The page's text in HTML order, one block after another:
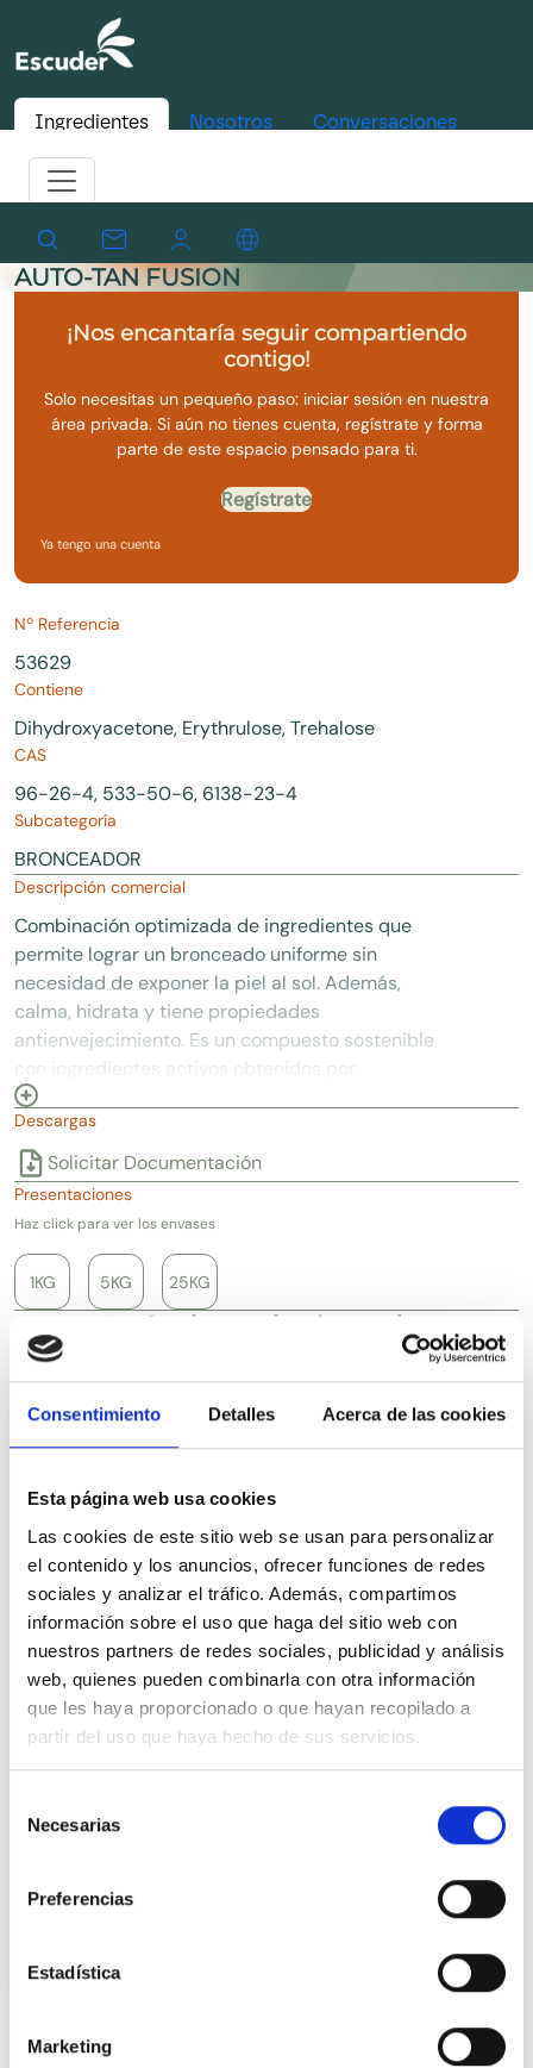
Consentimiento Detalles Acerca de las cookies
Esta página web usa cookies
Las cookies de este sitio web se usan para personalizar
el contenido y los anuncios, ofrecer funciones de redes
sociales y analizar el tráfico. Además, compartimos
información sobre el uso que haga del sitio web con
nuestros partners de redes sociales, publicidad y análisis
web, quienes pueden combinarla con otra información
que les haya proporcionado o que hayan recopilado a
partir del uso que haya hecho de sus servicios.
Necesarias
Preferencias
Estadística
Marketing
Ingredientes Nosotros Conversaciones
AUTO-TAN FUSION
¡Nos encantaría seguir compartiendo
contigo!
Solo necesitas un pequeño paso: iniciar sesión en nuestra
área privada. Si aún no tienes cuenta, regístrate y forma
parte de este espacio pensado para ti.
Regístrate
Ya tengo una cuenta
Nº Referencia
53629
Contiene
Dihydroxyacetone, Erythrulose, Trehalose
CAS
96-26-4, 533-50-6, 6138-23-4
Subcategoría
BRONCEADOR
Descripción comercial
Combinación optimizada de ingredientes que
permite lograr un bronceado uniforme sin
necesidad de exponer la piel al sol. Además,
calma, hidrata y tiene propiedades
antienvejecimiento. Es un compuesto sostenible
con ingredientes activos obtenidos por
fermentación, que se puede incorporar fácilmente
en formulaciones, incluso de base acuosa. Pensado
para productos autobroneadores, sombras de ojos
y lápices de cejas.
Descargas
Solicitar Documentación
Presentaciones
Haz click para ver los envases
1KG 5KG 25KG
Artículos relacionados
Biollagen TM
enriquecer nuestro portfolio con ingredientes
innovadores que promuevan la sostenibilidad,
ingrediente vegano que imita las funciones
Adecuado para formular cosmética vegana
Biollagen destaca por su rendimiento,
Ingredientes relacionados